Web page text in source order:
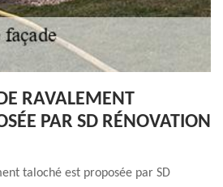
RAVALEMENT
PAR SD RÉNOVATION
taloché est proposée par SD